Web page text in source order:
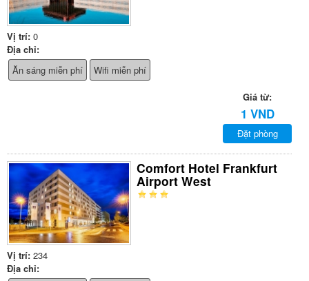
Vị trí: 0
Địa chỉ:
Ăn sáng miễn phí
Wifi miễn phí
Giá từ:
1 VND
Đặt phòng
Comfort Hotel Frankfurt
Airport West
Vị trí: 234
Địa chỉ: